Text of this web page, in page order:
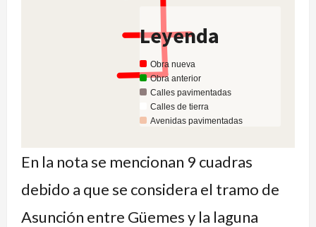
Leyenda
Obra nueva
Obra anterior
Calles pavimentadas
Calles de tierra
Avenidas pavimentadas
En la nota se mencionan 9 cuadras
debido a que se considera el tramo de
Asunción entre Güemes y la laguna